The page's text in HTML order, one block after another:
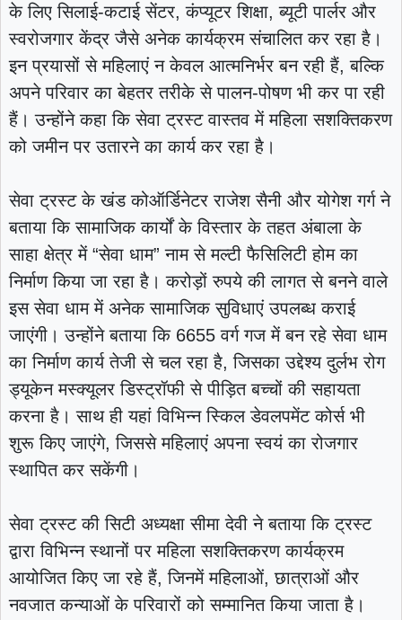
के लिए सिलाई-कटाई सेंटर, कंप्यूटर शिक्षा, ब्यूटी पार्लर और
स्वरोजगार केंद्र जैसे अनेक कार्यक्रम संचालित कर रहा है।
इन प्रयासों से महिलाएं न केवल आत्मनिर्भर बन रही हैं, बल्कि
अपने परिवार का बेहतर तरीके से पालन-पोषण भी कर पा रही
हैं। उन्होंने कहा कि सेवा ट्रस्ट वास्तव में महिला सशक्तिकरण
को जमीन पर उतारने का कार्य कर रहा है।
सेवा ट्रस्ट के खंड कोऑर्डिनेटर राजेश सैनी और योगेश गर्ग ने
बताया कि सामाजिक कार्यों के विस्तार के तहत अंबाला के
साहा क्षेत्र में “सेवा धाम” नाम से मल्टी फैसिलिटी होम का
निर्माण किया जा रहा है। करोड़ों रुपये की लागत से बनने वाले
इस सेवा धाम में अनेक सामाजिक सुविधाएं उपलब्ध कराई
जाएंगी। उन्होंने बताया कि 6655 वर्ग गज में बन रहे सेवा धाम
का निर्माण कार्य तेजी से चल रहा है, जिसका उद्देश्य दुर्लभ रोग
ड्यूकेन मस्क्यूलर डिस्ट्रॉफी से पीड़ित बच्चों की सहायता
करना है। साथ ही यहां विभिन्न स्किल डेवलपमेंट कोर्स भी
शुरू किए जाएंगे, जिससे महिलाएं अपना स्वयं का रोजगार
स्थापित कर सकेंगी।
सेवा ट्रस्ट की सिटी अध्यक्षा सीमा देवी ने बताया कि ट्रस्ट
द्वारा विभिन्न स्थानों पर महिला सशक्तिकरण कार्यक्रम
आयोजित किए जा रहे हैं, जिनमें महिलाओं, छात्राओं और
नवजात कन्याओं के परिवारों को सम्मानित किया जाता है।